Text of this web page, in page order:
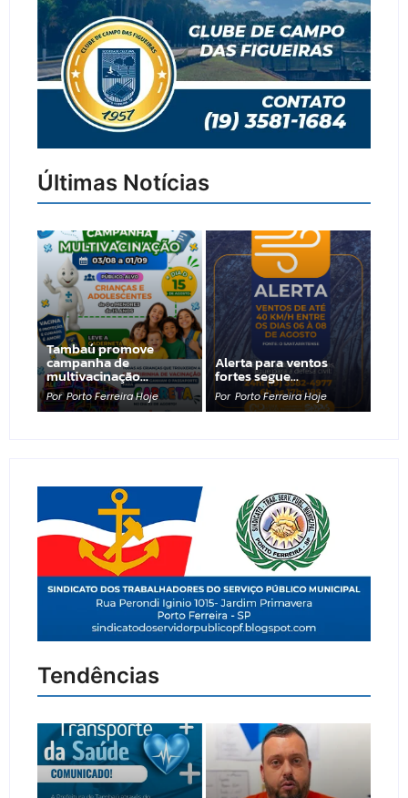
Últimas Notícias
Tambaú promove
campanha de
multivacinação…
Por Porto Ferreira Hoje
Alerta para ventos
fortes segue…
Por Porto Ferreira Hoje
Tendências